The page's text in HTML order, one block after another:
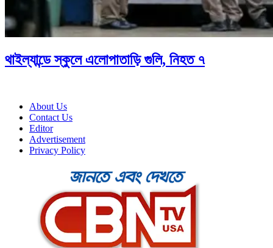
থাইল্যান্ডে স্কুলে এলোপাতাড়ি গুলি, নিহত ৭
About Us
Contact Us
Editor
Advertisement
Privacy Policy